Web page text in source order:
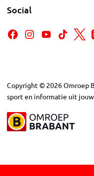
Social
Copyright © 2026Omroep
sport en informatie uit